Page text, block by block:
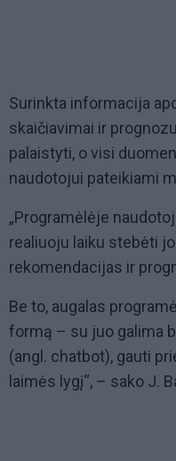
Surinkta informacija
skaičiavimai ir
palaistyti, o visi
naudotojui pateikiami
„Programėlėje
realiuoju laiku stebėti
rekomendacijas ir
Be to, augalas
formą – su juo galima
(angl. chatbot), gauti
laimės lygį“, – sako J.